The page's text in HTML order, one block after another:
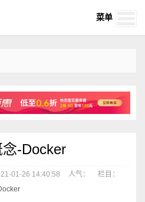
菜单
-Docker
01-26 14:40:58 人气：
栏目：